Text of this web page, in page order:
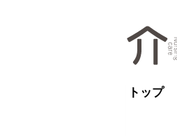
トップ